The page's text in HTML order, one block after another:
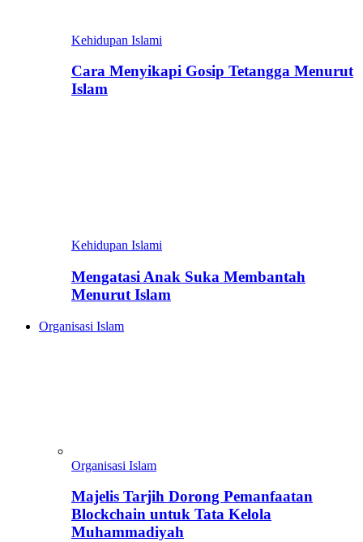
Kehidupan Islami
Cara Menyikapi Gosip Tetangga Menurut
Islam
Kehidupan Islami
Mengatasi Anak Suka Membantah
Menurut Islam
Organisasi Islam
Organisasi Islam
Majelis Tarjih Dorong Pemanfaatan
Blockchain untuk Tata Kelola
Muhammadiyah